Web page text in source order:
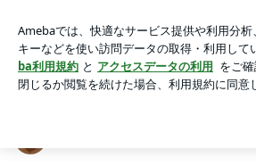
主ブログアプリをダウンロードして ブログの更新通知
ょう。